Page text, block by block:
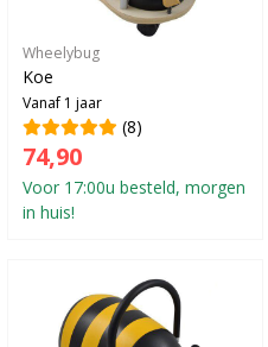
Wheelybug
Koe
Vanaf 1 jaar
(8)
74,90
Voor 17:00u besteld, morgen
in huis!